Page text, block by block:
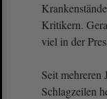
Kritikern.
viel in der
Seit mehreren
Schlagzeilen